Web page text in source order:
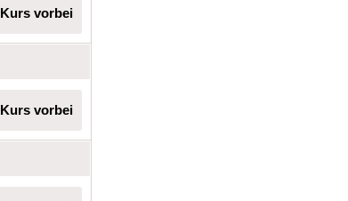
Kurs vorbei
Kurs vorbei